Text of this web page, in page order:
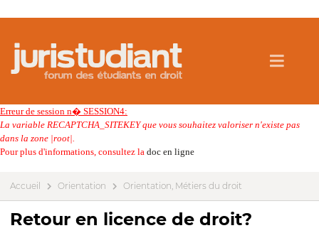
Erreur de session n� SESSION4:
La variable RECAPTCHA_SITEKEY que vous souhaitez valoriser n'existe pas
dans la zone |root|.
Pour plus d'informations, consultez la doc en ligne
Accueil Orientation Orientation, Métiers du droit
Retour en licence de droit?